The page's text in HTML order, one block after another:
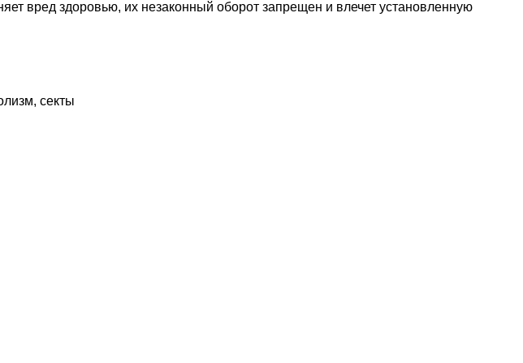
вред здоровью, их незаконный оборот запрещен и влечет установленную
секты